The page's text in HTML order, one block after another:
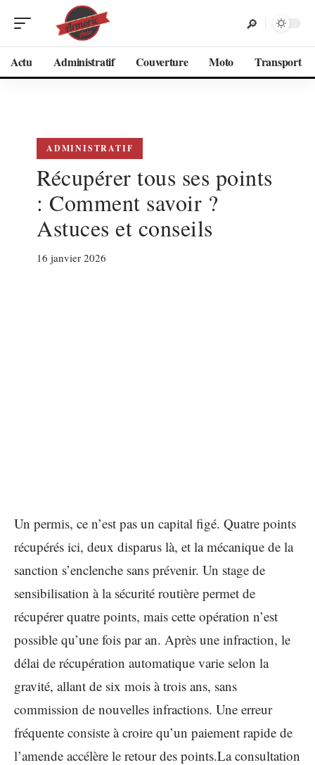
Actu Administratif Couverture Moto Transport
ADMINISTRATIF
Récupérer tous ses points
: Comment savoir ?
Astuces et conseils
16 janvier 2026
Un permis, ce n’est pas un capital figé. Quatre points
récupérés ici, deux disparus là, et la mécanique de la
sanction s’enclenche sans prévenir. Un stage de
sensibilisation à la sécurité routière permet de
récupérer quatre points, mais cette opération n’est
possible qu’une fois par an. Après une infraction, le
délai de récupération automatique varie selon la
gravité, allant de six mois à trois ans, sans
commission de nouvelles infractions. Une erreur
fréquente consiste à croire qu’un paiement rapide de
l’amende accélère le retour des points.La consultation